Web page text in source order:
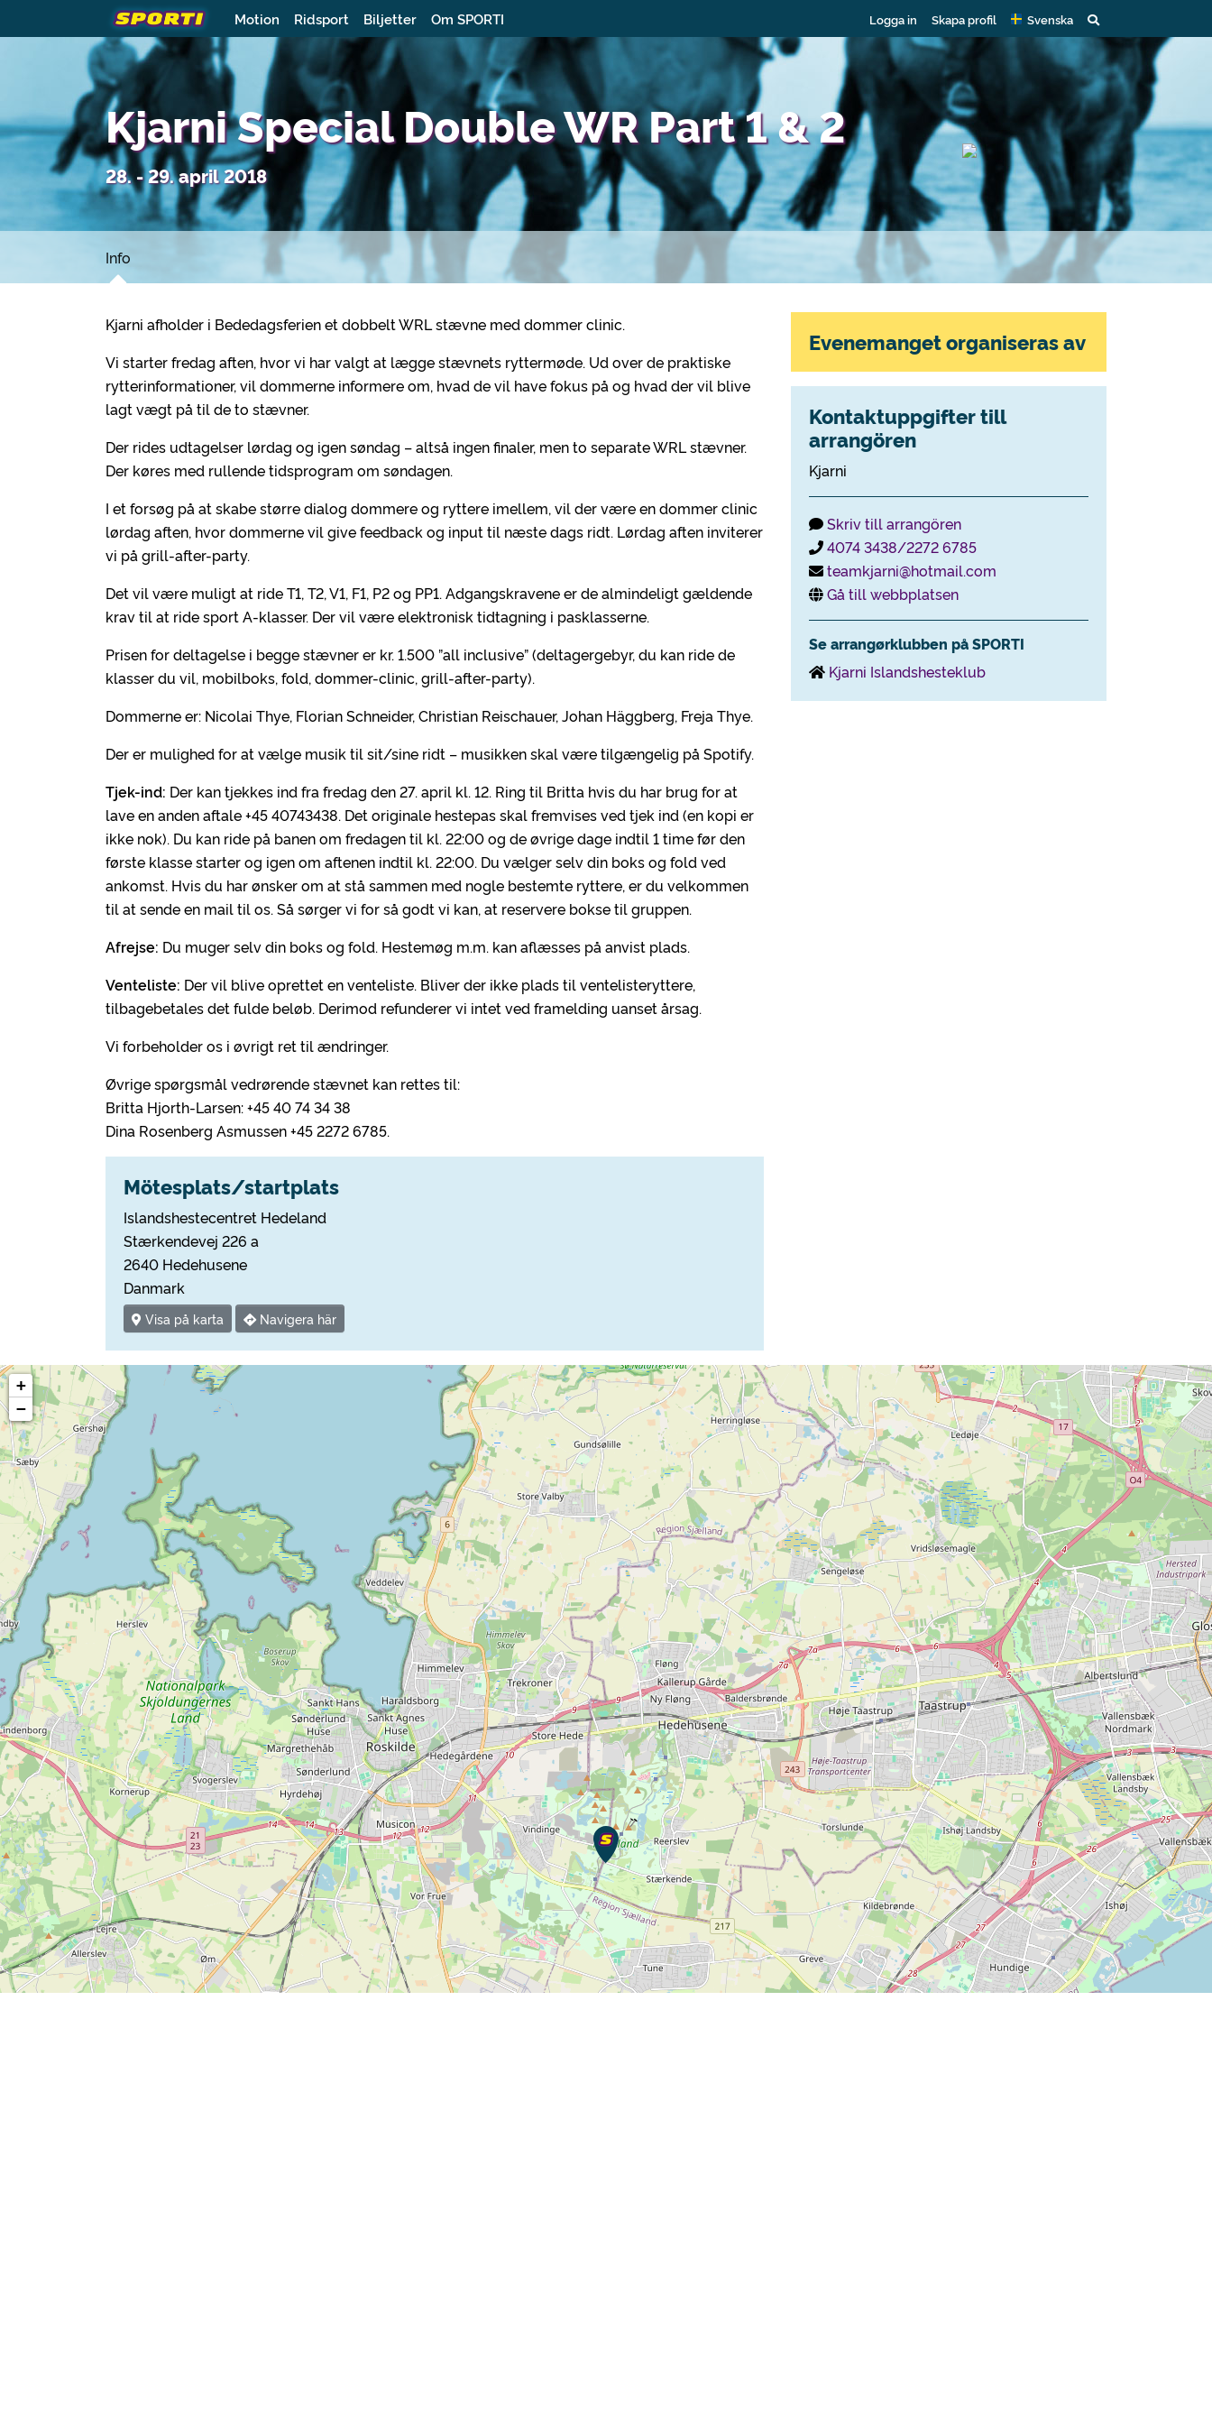
Motion Ridsport Biljetter Om SPORTI Logga in Skapa profil Svenska
Kjarni Special Double WR Part 1 & 2
28. - 29. april 2018
Info
Kjarni afholder i Bededagsferien et dobbelt WRL stævne med dommer clinic.
Vi starter fredag aften, hvor vi har valgt at lægge stævnets ryttermøde. Ud over de praktiske
rytterinformationer, vil dommerne informere om, hvad de vil have fokus på og hvad der vil blive
lagt vægt på til de to stævner.
Der rides udtagelser lørdag og igen søndag – altså ingen finaler, men to separate WRL stævner.
Der køres med rullende tidsprogram om søndagen.
I et forsøg på at skabe større dialog dommere og ryttere imellem, vil der være en dommer clinic
lørdag aften, hvor dommerne vil give feedback og input til næste dags ridt. Lørdag aften inviterer
vi på grill-after-party.
Det vil være muligt at ride T1, T2, V1, F1, P2 og PP1. Adgangskravene er de almindeligt gældende
krav til at ride sport A-klasser. Der vil være elektronisk tidtagning i pasklasserne.
Prisen for deltagelse i begge stævner er kr. 1.500 ”all inclusive” (deltagergebyr, du kan ride de
klasser du vil, mobilboks, fold, dommer-clinic, grill-after-party).
Dommerne er: Nicolai Thye, Florian Schneider, Christian Reischauer, Johan Häggberg, Freja Thye.
Der er mulighed for at vælge musik til sit/sine ridt – musikken skal være tilgængelig på Spotify.
Tjek-ind: Der kan tjekkes ind fra fredag den 27. april kl. 12. Ring til Britta hvis du har brug for at
lave en anden aftale +45 40743438. Det originale hestepas skal fremvises ved tjek ind (en kopi er
ikke nok). Du kan ride på banen om fredagen til kl. 22:00 og de øvrige dage indtil 1 time før den
første klasse starter og igen om aftenen indtil kl. 22:00. Du vælger selv din boks og fold ved
ankomst. Hvis du har ønsker om at stå sammen med nogle bestemte ryttere, er du velkommen
til at sende en mail til os. Så sørger vi for så godt vi kan, at reservere bokse til gruppen.
Afrejse: Du muger selv din boks og fold. Hestemøg m.m. kan aflæsses på anvist plads.
Venteliste: Der vil blive oprettet en venteliste. Bliver der ikke plads til ventelisteryttere,
tilbagebetales det fulde beløb. Derimod refunderer vi intet ved framelding uanset årsag.
Vi forbeholder os i øvrigt ret til ændringer.
Øvrige spørgsmål vedrørende stævnet kan rettes til:
Britta Hjorth-Larsen: +45 40 74 34 38
Dina Rosenberg Asmussen +45 2272 6785.
Mötesplats/startplats
Islandshestecentret Hedeland
Stærkendevej 226 a
2640 Hedehusene
Danmark
Visa på karta Navigera här
Evenemanget organiseras av
Kontaktuppgifter till
arrangören
Kjarni
Skriv till arrangören
4074 3438/2272 6785
teamkjarni@hotmail.com
Gå till webbplatsen
Se arrangørklubben på SPORTI
Kjarni Islandshesteklub
+
−